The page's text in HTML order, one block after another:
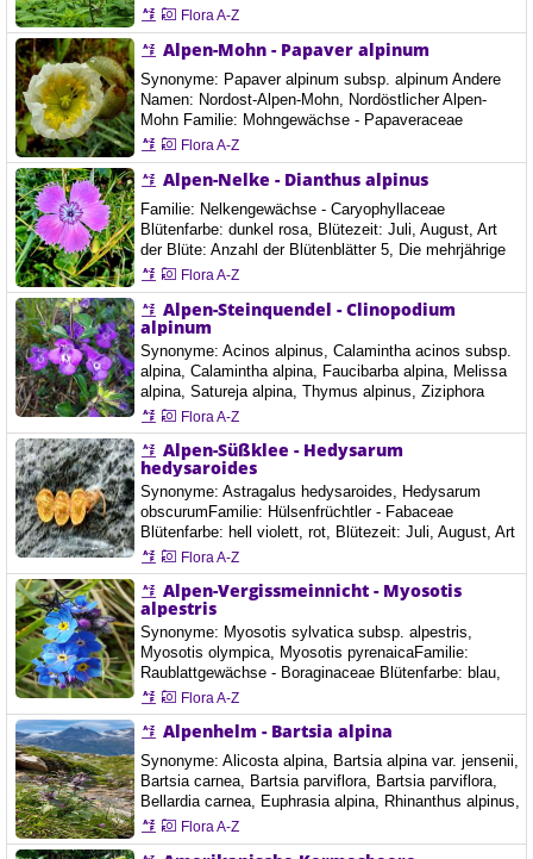
August, Höhe: 60-140 cm Ort: Raxalpen, Österreich,
26.6.2018
Flora A-Z
Alpen-Mohn - Papaver alpinum
Synonyme: Papaver alpinum subsp. alpinum Andere
Namen: Nordost-Alpen-Mohn, Nordöstlicher Alpen-
Mohn Familie: Mohngewächse - Papaveraceae
Blütenfarbe: weiss, Blütezeit: Juni, Juli, August, Art der
Blüte: Anzahl der Blütenblätter 4, Der Alpen-Mohn ist
eine ausdauernde krautige Pflanze, die Wuchshöhen
von 5 bis 20 Zentimetern erreicht. Jedes
Pflanzenexemplar kann mehrere aufrechte und
behaarte…
Flora A-Z
Alpen-Nelke - Dianthus alpinus
Familie: Nelkengewächse - Caryophyllaceae
Blütenfarbe: dunkel rosa, Blütezeit: Juli, August, Art
der Blüte: Anzahl der Blütenblätter 5, Die mehrjährige
krautige Pflanze erreicht Wuchshöhen von etwa 2 bis
10 Zentimeter. Die lanzettlichen bis lineal-lanzettlichen
Blätter werden 15 bis 25 Millimeter lang und etwa zwei
bis fünf Millimeter breit. Sie sind stumpf und über der
Mitte am breitesten,…
Flora A-Z
Alpen-Steinquendel - Clinopodium
alpinum
Synonyme: Acinos alpinus, Calamintha acinos subsp.
alpina, Calamintha alpina, Faucibarba alpina, Melissa
alpina, Satureja alpina, Thymus alpinus, Ziziphora
alpicola, Ziziphora alpina, Ziziphora granatensis subsp.
alpina, Clinopodium alpinum subsp. alpinum Andere
Namen: Stein-Bergminze Familie: Lippenblütler -
Lamiaceae Blütenfarbe: hell violett, violett, Blütezeit:
Juni, Juli, August, September,…
Flora A-Z
Alpen-Süßklee - Hedysarum
hedysaroides
Synonyme: Astragalus hedysaroides, Hedysarum
obscurumFamilie: Hülsenfrüchtler - Fabaceae
Blütenfarbe: hell violett, rot, Blütezeit: Juli, August, Art
der Blüte: Andere Blumen, Höhe: 10-30 cm Ort:
Endriegelkogel, Aflenzer Bürgeralm, 28.6.2020,
Aflenzer Bürgeralm, 5.9.5.2021, Österreich
Flora A-Z
Alpen-Vergissmeinnicht - Myosotis
alpestris
Synonyme: Myosotis sylvatica subsp. alpestris,
Myosotis olympica, Myosotis pyrenaicaFamilie:
Raublattgewächse - Boraginaceae Blütenfarbe: blau,
Blütezeit: Juni, Juli, August, September, Art der Blüte:
Anzahl der Blütenblätter 5, Ort: Taxenbacher Fusch,
Fusch an der Großglockner Hochalpinestraße,
Österreich, 21.8.2021 Das Alpen-Vergissmeinnicht ist
eine ausdauernde krautige Pflanze, die Wuchshöhen…
Flora A-Z
Alpenhelm - Bartsia alpina
Synonyme: Alicosta alpina, Bartsia alpina var. jensenii,
Bartsia carnea, Bartsia parviflora, Bartsia parviflora,
Bellardia carnea, Euphrasia alpina, Rhinanthus alpinus,
Staehelinia alpina, Trixago carnea Andere Namen:
Alpen-Bartschie, Braunhelm, Alpen-Trauerblume,
Flora A-Z